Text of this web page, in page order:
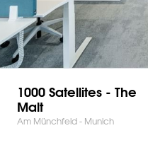
1000 Satellites - The
Malt
Am Münchfeld - Munich